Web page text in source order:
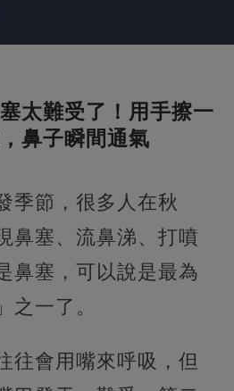
太難受了！用手擦一
鼻子瞬間通氣
季節，很多人在秋
鼻塞、流鼻涕、打噴
鼻塞，可以說是最為
之一了。
往會用嘴來呼吸，但